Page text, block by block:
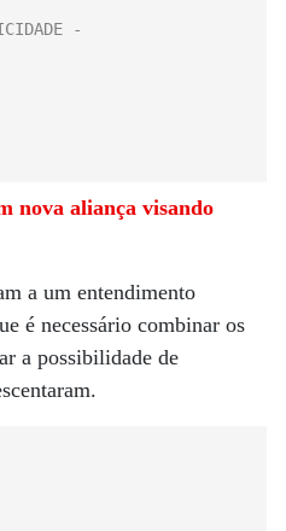
nova aliança visando
a um entendimento
é necessário combinar os
a possibilidade de